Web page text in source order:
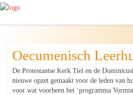
Oecumenisch
De Protestantse Kerk Tiel en de
nieuwe opzet gemaakt voor de leden van
voor wat voorheen het ‘programma